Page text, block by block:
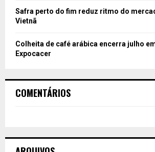
Safra perto do fim reduz ritmo do
Vietnã
Colheita de café arábica encerra julho
Expocacer
COMENTÁRIOS